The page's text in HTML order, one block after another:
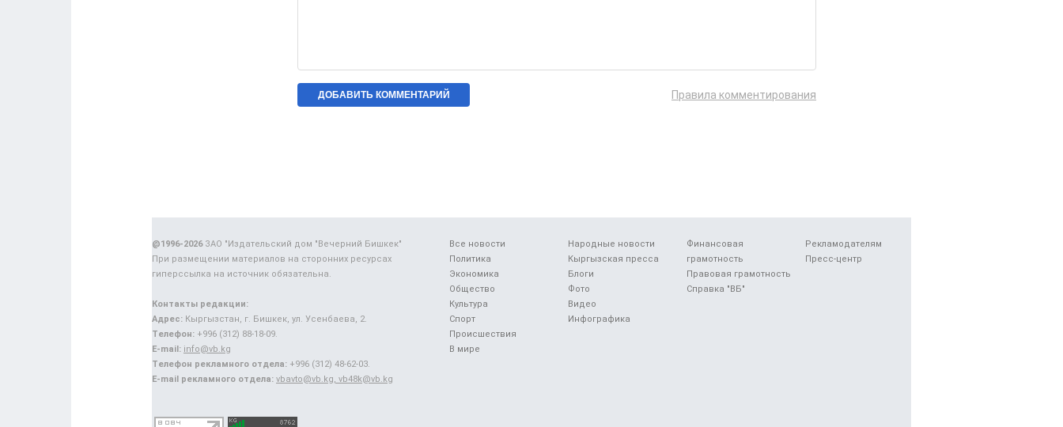
Правила комментирования
Все новости
Политика
Экономика
Общество
Культура
Спорт
Происшествия
В мире
Народные новости
Кыргызская пресса
Блоги
Фото
Видео
Инфографика
Финансовая
грамотность
Правовая грамотность
Справка "ВБ"
Рекламодателям
Пресс-центр
@1996-2026ЗАО "Издательский дом "Вечерний Бишкек"
При размещении материалов на сторонних ресурсах
гиперссылка на источник обязательна.
Контакты редакции:
Адрес: Кыргызстан, г. Бишкек, ул. Усенбаева, 2.
Телефон: +996 (312) 88-18-09.
E-mail: info@vb.kg
Телефон рекламного отдела: +996 (312) 48-62-03.
E-mail рекламного отдела: vbavto@vb.kg, vb48k@vb.kg